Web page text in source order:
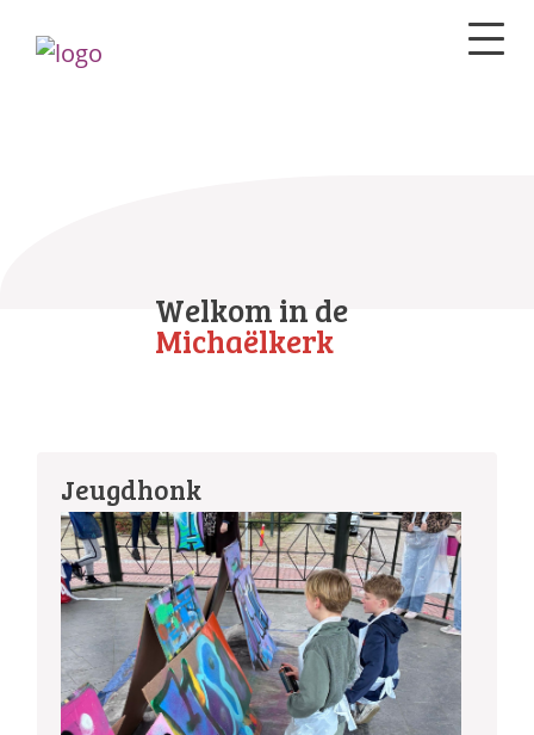
Welkom in de
Michaëlkerk
Jeugdhonk